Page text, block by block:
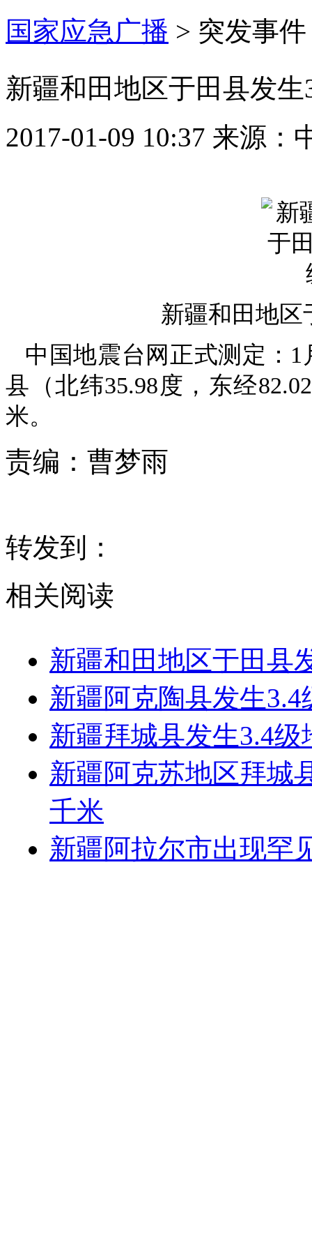
国家应急广播 > 突发事件
新疆和田地区于田县发
2017-01-09 10:37 来源：
新疆和田地区
中国地震台网正式测定：
县（北纬35.98度，东经
米。
责编： 曹梦雨
转发到：
相关阅读
新疆和田地区于田县
新疆阿克陶县发生
新疆拜城县发生3.4
新疆阿克苏地区拜城
千米
新疆阿拉尔市出现罕